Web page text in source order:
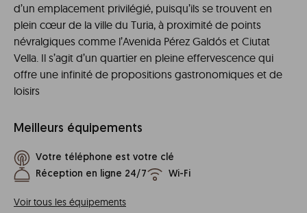
d’un emplacement privilégié, puisqu’ils se trouvent en
plein cœur de la ville du Turia, à proximité de points
névralgiques comme l’Avenida Pérez Galdós et Ciutat
Vella. Il s’agit d’un quartier en pleine effervescence qui
offre une infinité de propositions gastronomiques et de
loisirs
Meilleurs équipements
Votre téléphone est votre clé
Réception en ligne 24/7
Wi-Fi
Voir tous les équipements